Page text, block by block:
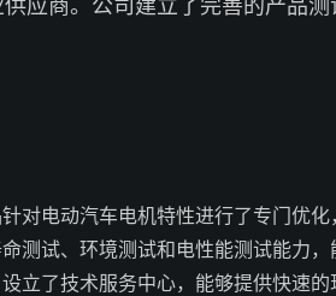
应商。公司建立了完善的产品
针对电动汽车电机特性进行了专门优
测试、环境测试和电性能测试能力
立了技术服务中心，能够提供快速的